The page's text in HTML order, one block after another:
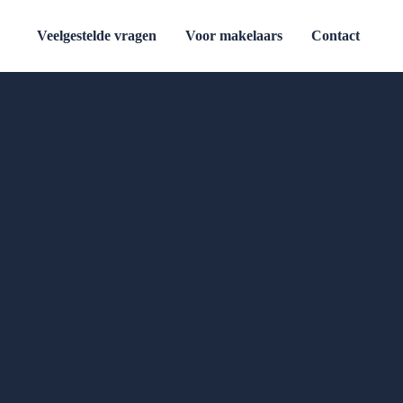
Veelgestelde vragen Voor makelaars Contact